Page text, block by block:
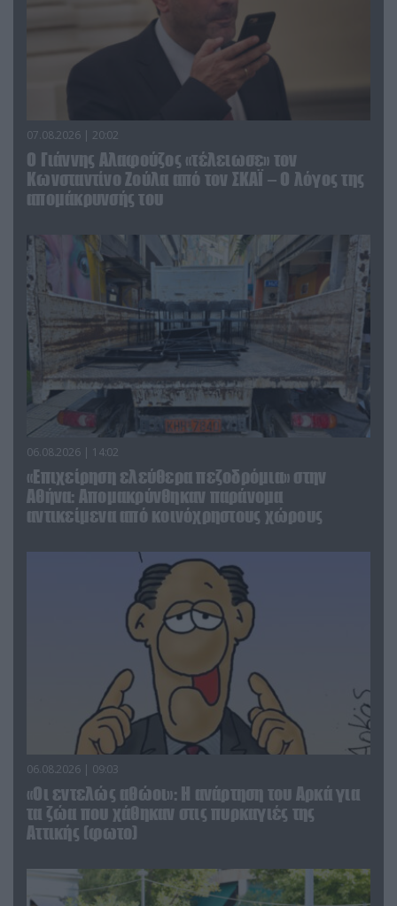
07.08.2026 | 20:02
Ο Γιάννης Αλαφούζος «τέλειωσε» τον
Κωνσταντίνο Ζούλα από τον ΣΚΑΪ – Ο λόγος της
απομάκρυνσής του
06.08.2026 | 14:02
«Επιχείρηση ελεύθερα πεζοδρόμια» στην
Αθήνα: Απομακρύνθηκαν παράνομα
αντικείμενα από κοινόχρηστους χώρους
06.08.2026 | 09:03
«Οι εντελώς αθώοι»: Η ανάρτηση του Αρκά για
τα ζώα που χάθηκαν στις πυρκαγιές της
Αττικής (φωτο)